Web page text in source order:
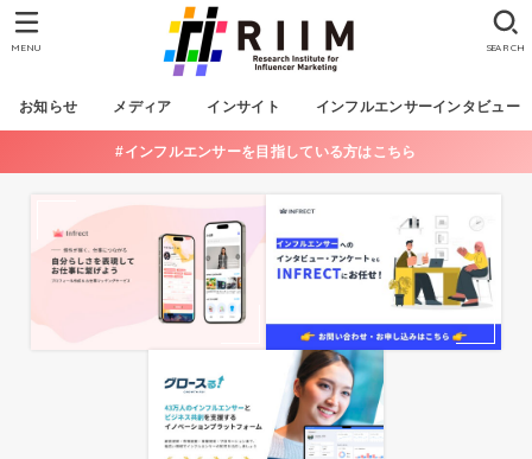
お知らせ メディア インサイト インフルエンサーインタビュー
SEARCH
MENU
#インフルエンサーを目指している方はこちら